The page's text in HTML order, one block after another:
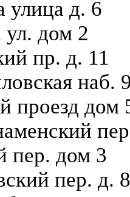
улица д. 6
дом 2
пр. д. 11
наб.
проезд дом
пер. дом 3
пер. д. 8